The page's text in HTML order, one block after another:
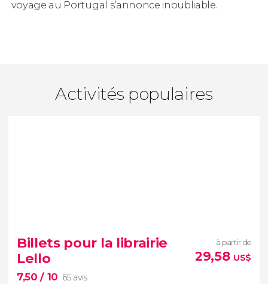
voyage au Portugal s’annonce inoubliable.
Activités populaires
Billets pour la librairie
Lello
7,50/ 10 65 avis
à partir de
29,58 US$